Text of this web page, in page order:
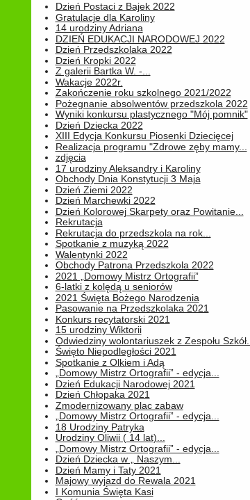
Dzień Postaci z Bajek 2022
Gratulacje dla Karoliny
14 urodziny Adriana
DZIEŃ EDUKACJI NARODOWEJ 2022
Dzień Przedszkolaka 2022
Dzień Kropki 2022
Z galerii Bartka W. -...
Wakacje 2022r.
Zakończenie roku szkolnego 2021/2022
Pożegnanie absolwentów przedszkola 2022
Wyniki konkursu plastycznego "Mój pomnik"
Dzień Dziecka 2022
XIII Edycja Konkursu Piosenki Dziecięcej
Realizacja programu "Zdrowe zęby mamy...
zdjęcia
17 urodziny Aleksandry i Karoliny
Obchody Dnia Konstytucji 3 Maja
Dzień Ziemi 2022
Dzień Marchewki 2022
Dzień Kolorowej Skarpety oraz Powitanie...
Rekrutacja
Rekrutacja do przedszkola na rok...
Spotkanie z muzyką 2022
Walentynki 2022
Obchody Patrona Przedszkola 2022
2021 „Domowy Mistrz Ortografii”
6-latki z kolędą u seniorów
2021 Święta Bożego Narodzenia
Pasowanie na Przedszkolaka 2021
Konkurs recytatorski 2021
15 urodziny Wiktorii
Odwiedziny wolontariuszek z Zespołu Szkół...
Święto Niepodległości 2021
Spotkanie z Olkiem i Adą
„Domowy Mistrz Ortografii” - edycja...
Dzień Edukacji Narodowej 2021
Dzień Chłopaka 2021
Zmodernizowany plac zabaw
„Domowy Mistrz Ortografii” - edycja...
18 Urodziny Patryka
Urodziny Oliwii ( 14 lat)...
„Domowy Mistrz Ortografii” - edycja...
Dzień Dziecka w „ Naszym...
Dzień Mamy i Taty 2021
Majowy wyjazd do Rewala 2021
I Komunia Święta Kasi